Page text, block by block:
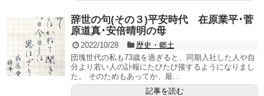
辞世の句(その３)平安時代 在原業平･菅
原道真･安倍晴明の母
2022/10/28
歴史・郷土
団塊世代の私も73歳を過ぎると、同期入社した人や自
分より若い人の訃報にたびたび接するようになりまし
た。 そのためもあってか、最...
記事を読む